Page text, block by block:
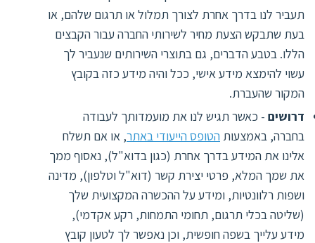
תעביר לנו בדרך אחרת לצורך תמלול או תרגום שלהם, או
בעת שתבקש הצעת מחיר לשירותי החברה עבור הקבצים
הללו. בטבע הדברים, גם בתוצרי השירותים שנעביר לך
עשוי להימצא מידע אישי, ככל והיה מידע כזה בקובץ
המקור שהעברת.
דרושים - כאשר תגיש לנו את מועמדותך לעבודה
בחברה, באמצעות הטופס הייעודי באתר, או אם תשלח
אלינו את המידע בדרך אחרת (כגון בדוא"ל), נאסוף ממך
את שמך המלא, פרטי יצירת קשר (דוא"ל וטלפון), מדינה
ושפות רלוונטיות, ומידע על ההכשרה המקצועית שלך
(שליטה בכלי תרגום, תחומי התמחות, רקע אקדמי),
מידע עלייך בשפה חופשית, וכן נאפשר לך לטעון קובץ